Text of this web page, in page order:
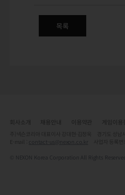
목록
contact-us@nexon.co.kr
© NEXON Korea Corporation All Rights Reserved.